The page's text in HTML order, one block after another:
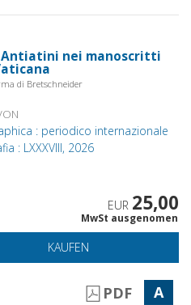
nei manoscritti
di Bretschneider
: periodico internazionale
: LXXXVIII, 2026
EUR 25,00
MwSt ausgenomen
KAUFEN
PDF A